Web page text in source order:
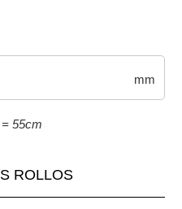
mm
55cm
ROLLOS